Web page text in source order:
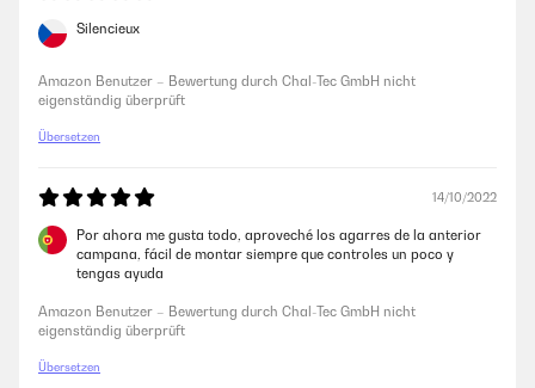
Silencieux
Amazon Benutzer – Bewertung durch Chal-Tec GmbH nicht
eigenständig überprüft
Übersetzen
14/10/2022
Por ahora me gusta todo, aproveché los agarres de la anterior
campana, fácil de montar siempre que controles un poco y
tengas ayuda
Amazon Benutzer – Bewertung durch Chal-Tec GmbH nicht
eigenständig überprüft
Übersetzen